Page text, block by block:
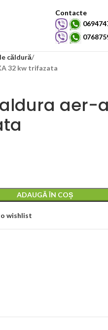
Contacte
căldură
32 kw trifazata
aer-
ADAUGĂ ÎN COȘ
wishlist